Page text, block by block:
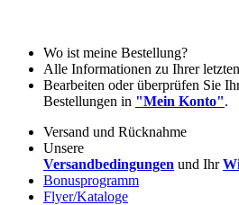
Wo ist meine Bestellung?
Alle Informationen zu Ihrer letzten
Bearbeiten oder überprüfen Sie
Bestellungen in "Mein Konto".
Versand und Rücknahme
Unsere
Versandbedingungen und Ihr
Bonusprogramm
Flyer/Kataloge